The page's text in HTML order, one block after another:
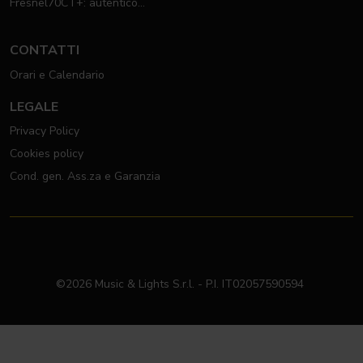
CONTATTI
Orari e Calendario
LEGALE
Privacy Policy
Cookies policy
Cond. gen. Ass.za e Garanzia
©2026 Music & Lights S.r.l. - P.I. IT02057590594